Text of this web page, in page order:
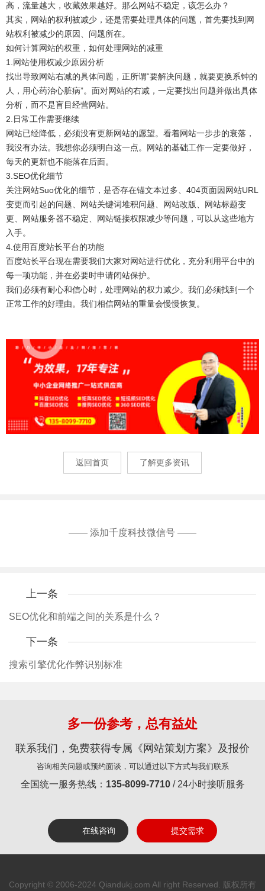
高，流量越大，收藏效果越好。那么网站不稳定，该怎么办？
其实，网站的权利被减少，还是需要处理具体的问题，首先要找到网
站权利被减少的原因、问题所在。
如何计算网站的权重，如何处理网站的减重
1.网站使用权减少原因分析
找出导致网站右减的具体问题，正所谓“要解决问题，就要更换系钟的
人，用心药治心脏病”。面对网站的右减，一定要找出问题并做出具体
分析，而不是盲目经营网站。
2.日常工作需要继续
网站已经降低，必须没有更新网站的愿望。看着网站一步步的衰落，
我没有办法。我想你必须明白这一点。网站的基础工作一定要做好，
每天的更新也不能落在后面。
3.SEO优化细节
关注网站Suo优化的细节，是否存在锚文本过多、404页面因网站URL
变更而引起的问题、网站关键词堆积问题、网站改版、网站标题变
更、网站服务器不稳定、网站链接权限减少等问题，可以从这些地方
入手。
4.使用百度站长平台的功能
百度站长平台现在需要我们大家对网站进行优化，充分利用平台中的
每一项功能，并在必要时申请闭站保护。
我们必须有耐心和信心时，处理网站的权力减少。我们必须找到一个
正常工作的好理由。我们相信网站的重量会慢慢恢复。
返回首页 了解更多资讯
—— 添加千度科技微信号 ——
上一条
SEO优化和前端之间的关系是什么？
下一条
搜索引擎优化作弊识别标准
多一份参考，总有益处
联系我们，免费获得专属《网站策划方案》及报价
咨询相关问题或预约面谈，可以通过以下方式与我们联系
全国统一服务热线： 135-8099-7710/ 24小时接听服务
在线咨询 提交需求
Copyright © 2006-2024 Qiandukj.com All right Reserved. 版权所有